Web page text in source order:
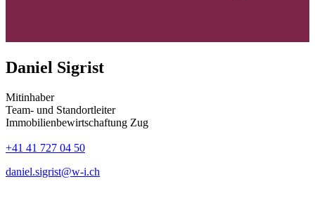
Daniel Sigrist
Mitinhaber
Team- und Standortleiter
Immobilienbewirtschaftung Zug
+41 41 727 04 50
daniel.sigrist@w-i.ch